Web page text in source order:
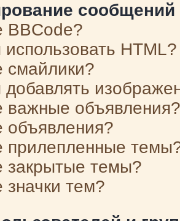
BBCode?
HTML?
смайлики?
добавлять
важные объявления?
объявления?
прилепленные
закрытые темы?
значки тем?